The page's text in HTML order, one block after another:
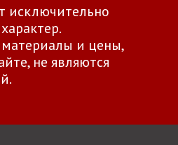
исключительно
и цены,
не являются